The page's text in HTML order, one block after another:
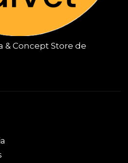
& Concept Store de